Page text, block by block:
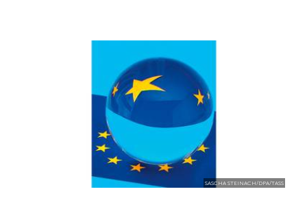
SASCHA STEINACH/DPA/TASS